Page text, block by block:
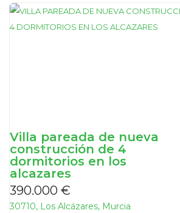
Villa pareada de nueva
construcción de 4
dormitorios en los
alcazares
390.000 €
30710, Los Alcázares, Murcia